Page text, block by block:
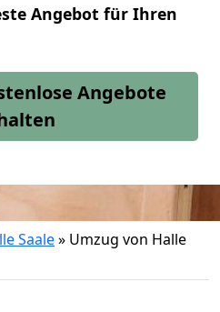
Angebot für Ihren
Angebote
Saale» Umzug von Halle